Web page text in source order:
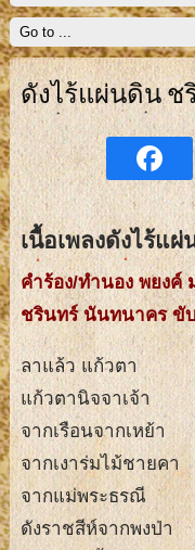
ดังไร้แผ่นดิน
เนื้อเพลงดังไร้แ
คำร้อง/ทำนอง พยงค์
ชรินทร์ นันทนาคร ขั
ลาแล้ว แก้วตา
แก้วตานิจจาเจ้า
จากเรือนจากเหย้า
จากเงาร่มไม้ชายคา
จากแม่พระธรณี
ดังราชสีห์จากพงป่า